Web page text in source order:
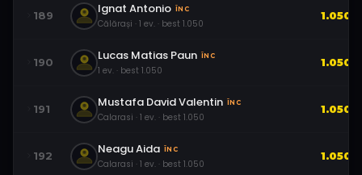
189 Ignat Antonio ÎNC
Călărași · 1 ev. · best 1.050
1.050
190 Lucas Matias Paun ÎNC
1 ev. · best 1.050
1.050
191 Mustafa David Valentin ÎNC
Calarasi · 1 ev. · best 1.050
1.050
192 Neagu Aida ÎNC
Calarasi · 1 ev. · best 1.050
1.050